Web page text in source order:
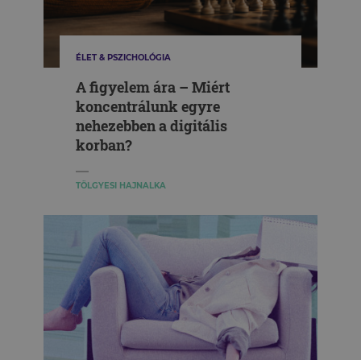
ÉLET & PSZICHOLÓGIA
A figyelem ára – Miért
koncentrálunk egyre
nehezebben a digitális
korban?
TÖLGYESI HAJNALKA